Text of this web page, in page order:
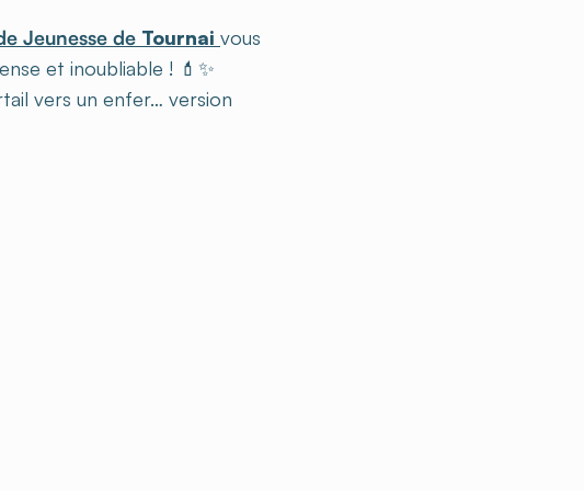
Jeunesse de Tournai vous
et inoubliable ! 💄✨
vers un enfer… version